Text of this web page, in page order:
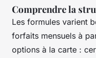
Comprendre la
Les formules varient
forfaits mensuels à
options à la carte :